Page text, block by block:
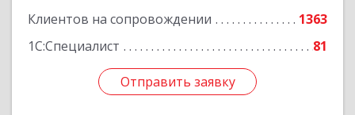
Клиентов на сопровождении
1363
1С:Специалист
81
Отправить заявку
Подробнее
Отправить заявку